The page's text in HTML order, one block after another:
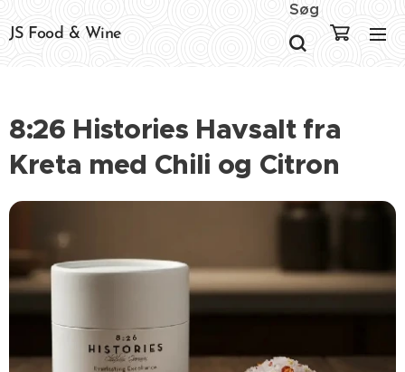
JS Food & Wine
Søg
8:26 Histories Havsalt fra
Kreta med Chili og Citron